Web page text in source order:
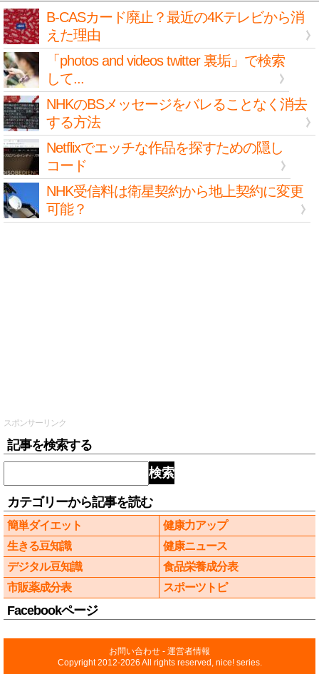
B-CASカード廃止？最近の4Kテレビから消
えた理由
「photos and videos twitter 裏垢」で検索
して...
NHKのBSメッセージをバレることなく消去
する方法
Netflixでエッチな作品を探すための隠し
コード
NHK受信料は衛星契約から地上契約に変更
可能？
スポンサーリンク
記事を検索する
検索
カテゴリーから記事を読む
簡単ダイエット
健康力アップ
生きる豆知識
健康ニュース
デジタル豆知識
食品栄養成分表
市販薬成分表
スポーツトピ
Facebookページ
お問い合わせ - 運営者情報
Copyright 2012-2026 All rights reserved, nice! series.